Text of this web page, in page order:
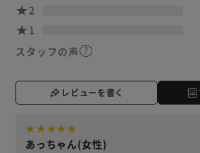
2
1
スタッフの声
レビューを書く
あっちゃん(女性)